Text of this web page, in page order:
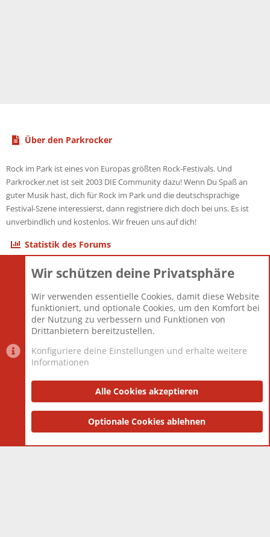
Über den Parkrocker
Rock im Park ist eines von Europas größten Rock-Festivals. Und
Parkrocker.net ist seit 2003 DIE Community dazu! Wenn Du Spaß an
guter Musik hast, dich für Rock im Park und die deutschsprachige
Festival-Szene interessierst, dann registriere dich doch bei uns. Es ist
unverbindlich und kostenlos. Wir freuen uns auf dich!
Statistik des Forums
Themen
Mitglieder
12.427
Neuestes Mitglied
Berlin
Datenschutzerklärung Impressum
Community platform by XenForo® © 2010-2025 XenForo Ltd.
and add-ons by ThemeHouse
Wir schützen deine Privatsphäre
Wir verwenden essentielle Cookies, damit diese Website
funktioniert, und optionale Cookies, um den Komfort bei
der Nutzung zu verbessern und Funktionen von
Drittanbietern bereitzustellen.
Konfiguriere deine Einstellungen und erhalte weitere
Informationen
Alle Cookies akzeptieren
Optionale Cookies ablehnen